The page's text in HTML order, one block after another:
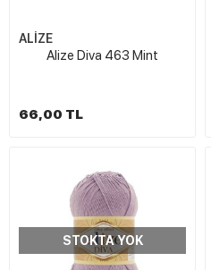
ALİZE
Alize Diva 463 Mint
66,00 TL
STOKTA YOK